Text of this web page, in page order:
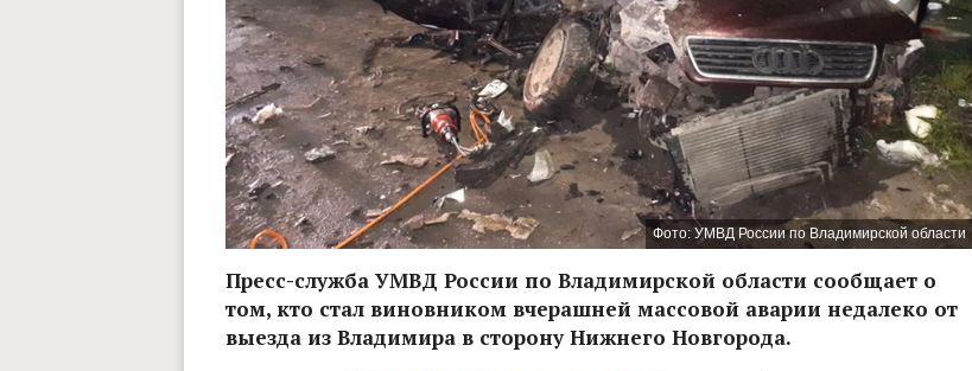
Фото: УМВД России по Владимирской области
Пресс-служба УМВД России по Владимирской области сообщает о
том, кто стал виновником вчерашней массовой аварии недалеко от
выезда из Владимира в сторону Нижнего Новгорода.